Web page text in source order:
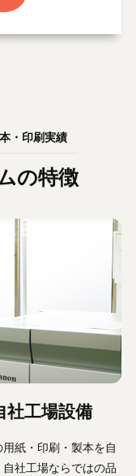
・印刷実績
の特徴
社工場設備
紙・印刷・製本を自
社工場ならではの品